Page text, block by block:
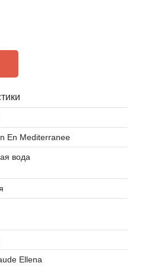
En Mediterranee
вода
Ellena